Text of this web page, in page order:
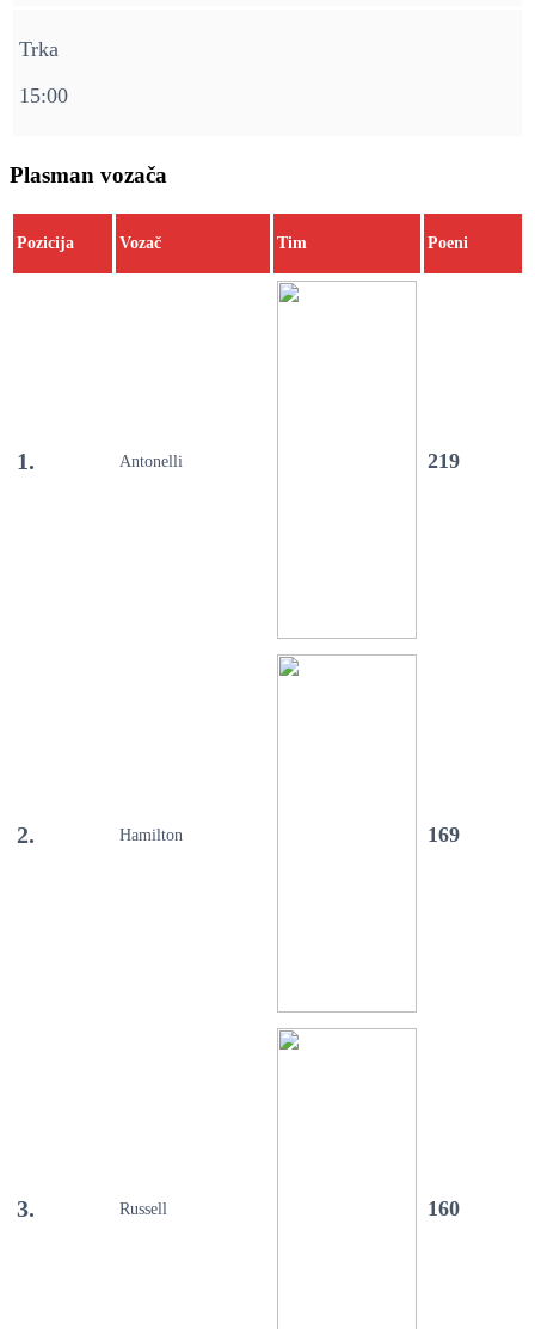
Trka
15:00
Plasman vozača
Pozicija Vozač Tim Poeni
1. Antonelli 219
2. Hamilton 169
3. Russell 160